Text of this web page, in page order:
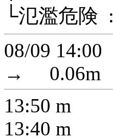
└氾濫危険 :
08/09 14:00
→
0.06m
13:50 m
13:40 m